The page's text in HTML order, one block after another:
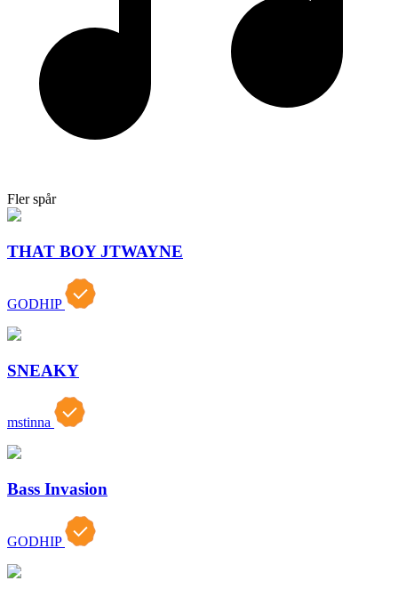
Fler spår
THAT BOY JTWAYNE
GODHIP
SNEAKY
mstinna
Bass Invasion
GODHIP